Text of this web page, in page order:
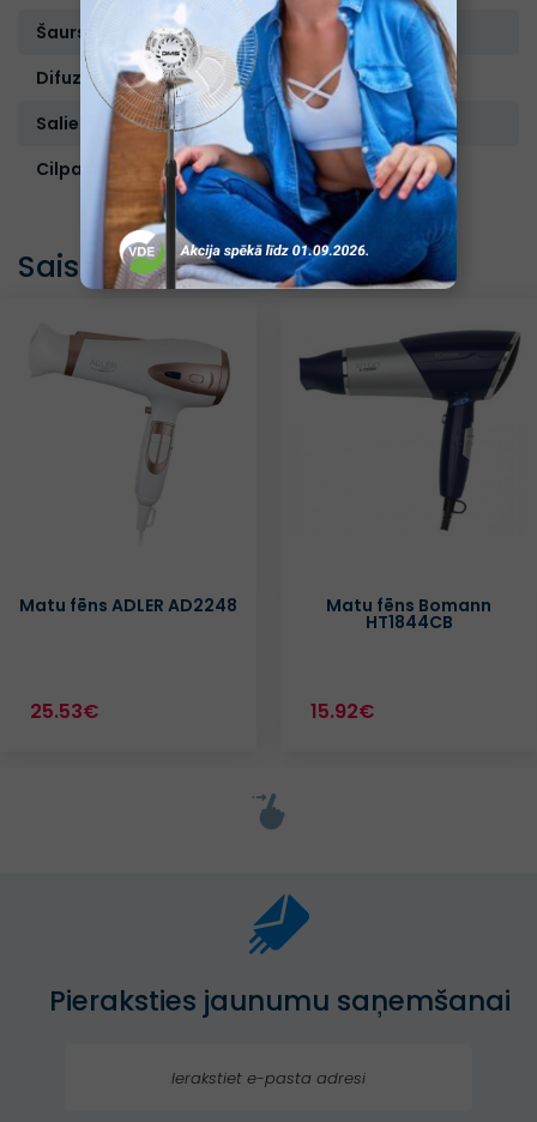
Šaurs uzgalis:
Ir
Difuzors:
Nav
Saliekams rokturis:
Nav
Cilpa uzkāršanai:
Ir
Saistītās preces
Matu fēns ADLER AD2248
25.53€
Matu fēns Bomann
HT1844CB
15.92€
Pieraksties jaunumu saņemšanai